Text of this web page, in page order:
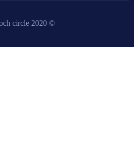
© 2020 The Baloch circle.